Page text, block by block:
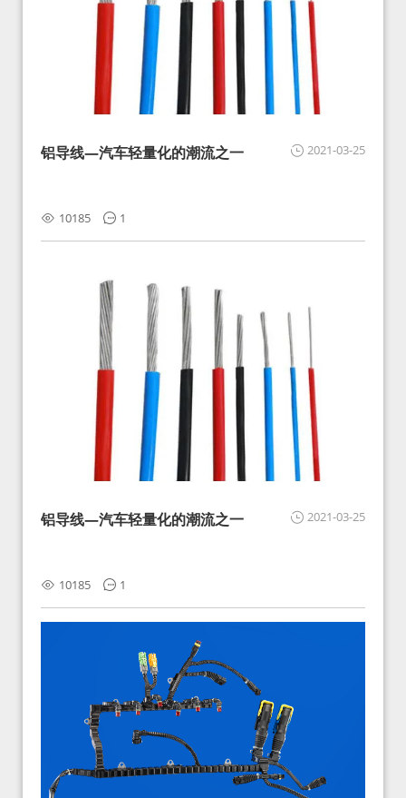
2021-03-25
铝导线—汽车轻量化的潮流之一
10185 1
2021-03-25
铝导线—汽车轻量化的潮流之一
10185 1